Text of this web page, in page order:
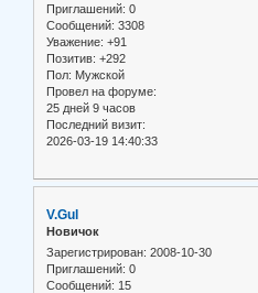
Приглашений: 0
Сообщений: 3308
Уважение: +91
Позитив: +292
Пол: Мужской
Провел на форуме:
25 дней 9 часов
Последний визит:
2026-03-19 14:40:33
V.Gul
Новичок
Зарегистрирован: 2008-10-30
Приглашений: 0
Сообщений: 15